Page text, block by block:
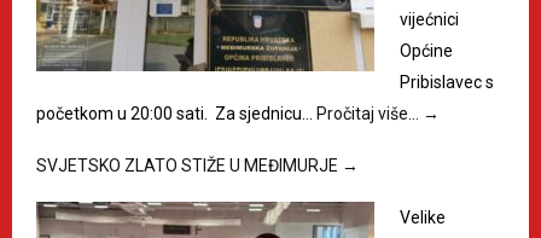
vijećnici
Općine
Pribislavec s
početkom u 20:00 sati. Za sjednicu… Pročitaj više… →
SVJETSKO ZLATO STIŽE U MEĐIMURJE →
Velike